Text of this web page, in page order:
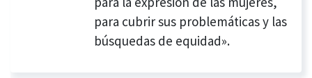
para cubrir sus problemáticas y las
búsquedas de equidad».